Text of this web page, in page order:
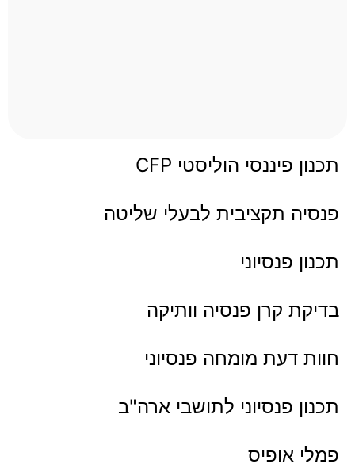
תכנון פיננסי הוליסטי CFP
פנסיה תקציבית לבעלי שליטה
תכנון פנסיוני
בדיקת קרן פנסיה וותיקה
חוות דעת מומחה פנסיוני
תכנון פנסיוני לתושבי ארה"ב
פמלי אופיס